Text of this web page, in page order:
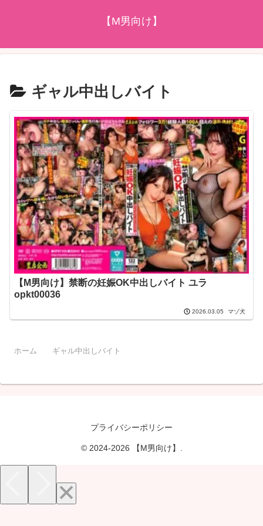
【M男向け】
ギャル中出しバイト
【M男向け】禁断の妊娠OK中出しバイト ユラ
opkt00036
2026.03.05 マゾ犬
ホーム ギャル中出しバイト
プライバシーポリシー
© 2024-2026 【M男向け】.